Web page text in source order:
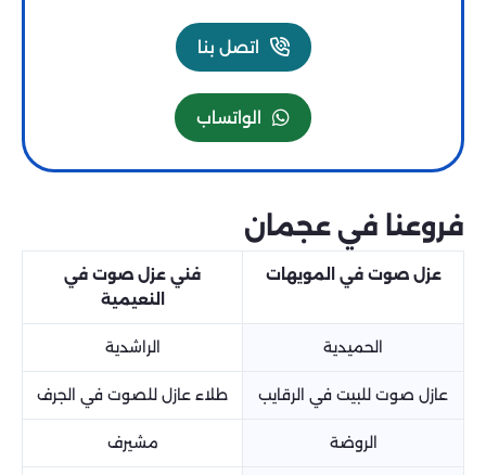
اتصل بنا
الواتساب
فروعنا في عجمان
عزل صوت في المويهات
فني عزل صوت في
النعيمية
الحميدية الراشدية
عازل صوت للبيت في الرقايب طلاء عازل للصوت في الجرف
الروضة مشيرف